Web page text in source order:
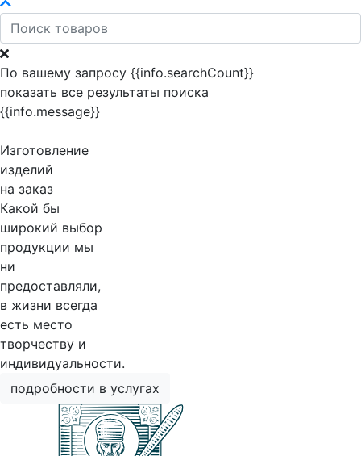
По вашему запросу {{info.searchCount}}
показать все результаты поиска
{{info.message}}
Изготовление
изделий
на заказ
Какой бы
широкий выбор
продукции мы
ни
предоставляли,
в жизни всегда
есть место
творчеству и
индивидуальности.
подробности в услугах